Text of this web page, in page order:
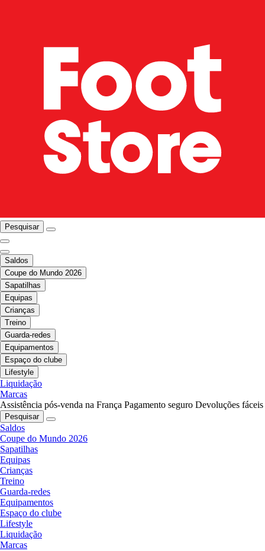
Pesquisar
Saldos
Coupe do Mundo 2026
Sapatilhas
Equipas
Crianças
Treino
Guarda-redes
Equipamentos
Espaço do clube
Lifestyle
Liquidação
Marcas
Assistência pós-venda na França Pagamento seguro Devoluções fáceis
Pesquisar
Saldos
Coupe do Mundo 2026
Sapatilhas
Equipas
Crianças
Treino
Guarda-redes
Equipamentos
Espaço do clube
Lifestyle
Liquidação
Marcas